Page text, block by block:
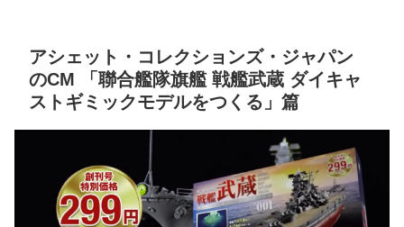
アシェット・コレクションズ・ジャパン
のCM 「聯合艦隊旗艦 戦艦武蔵 ダイキャ
ストギミックモデルをつくる」篇